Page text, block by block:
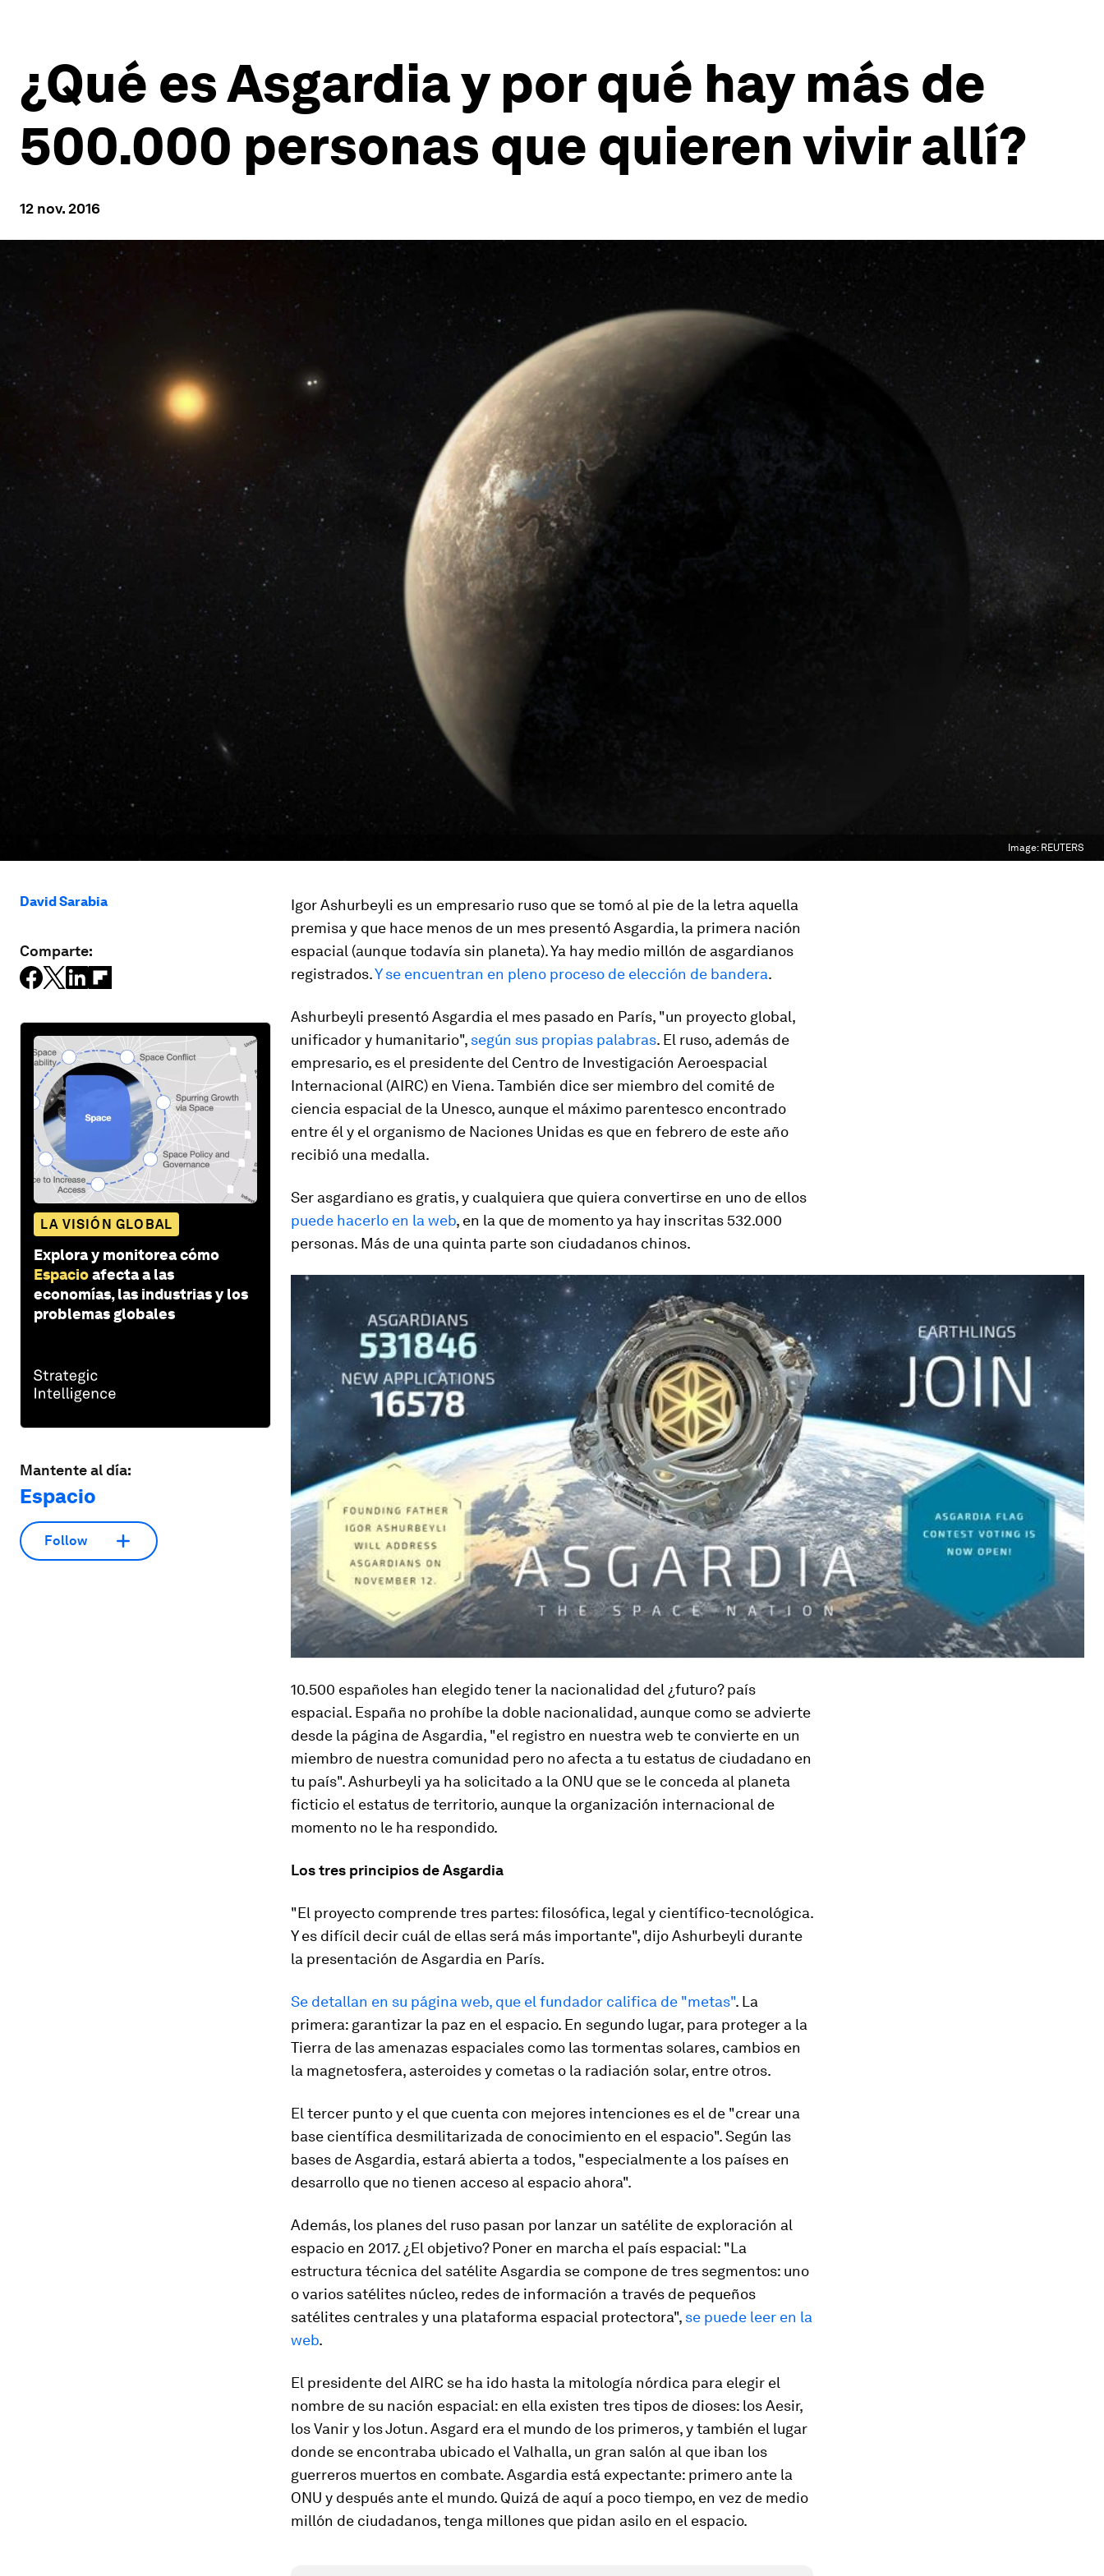
¿Qué es Asgardia y por qué hay más de
500.000 personas que quieren vivir allí?
12 nov. 2016
Image: REUTERS
David Sarabia
Comparte:
LA VISIÓN GLOBAL
Explora y monitorea cómo
Espacioafecta a las
economías, las industrias y los
problemas globales
Mantente al día:
Espacio
Follow
Igor Ashurbeyli es un empresario ruso que se tomó al pie de la letra aquella
premisa y que hace menos de un mes presentó Asgardia, la primera nación
espacial (aunque todavía sin planeta). Ya hay medio millón de asgardianos
registrados.Y se encuentran en pleno proceso de elección de bandera.
Ashurbeyli presentó Asgardia el mes pasado en París, "un proyecto global,
unificador y humanitario", según sus propias palabras. El ruso, además de
empresario, es el presidente del Centro de Investigación Aeroespacial
Internacional (AIRC) en Viena. También dice ser miembro del comité de
ciencia espacial de la Unesco, aunque el máximo parentesco encontrado
entre él y el organismo de Naciones Unidas es que en febrero de este año
recibió una medalla.
Ser asgardiano es gratis, y cualquiera que quiera convertirse en uno de ellos
puede hacerlo en la web, en la que de momento ya hay inscritas 532.000
personas. Más de una quinta parte son ciudadanos chinos.
10.500 españoles han elegido tener la nacionalidad del ¿futuro? país
espacial. España no prohíbe la doble nacionalidad, aunque como se advierte
desde la página de Asgardia, "el registro en nuestra web te convierte en un
miembro de nuestra comunidad pero no afecta a tu estatus de ciudadano en
tu país". Ashurbeyli ya ha solicitado a la ONU que se le conceda al planeta
ficticio el estatus de territorio, aunque la organización internacional de
momento no le ha respondido.
Los tres principios de Asgardia
"El proyecto comprende tres partes: filosófica, legal y científico-tecnológica.
Y es difícil decir cuál de ellas será más importante", dijo Ashurbeyli durante
la presentación de Asgardia en París.
Se detallan en su página web, que el fundador califica de "metas". La
primera: garantizar la paz en el espacio. En segundo lugar, para proteger a la
Tierra de las amenazas espaciales como las tormentas solares, cambios en
la magnetosfera, asteroides y cometas o la radiación solar, entre otros.
El tercer punto y el que cuenta con mejores intenciones es el de "crear una
base científica desmilitarizada de conocimiento en el espacio". Según las
bases de Asgardia, estará abierta a todos, "especialmente a los países en
desarrollo que no tienen acceso al espacio ahora".
Además, los planes del ruso pasan por lanzar un satélite de exploración al
espacio en 2017. ¿El objetivo? Poner en marcha el país espacial: "La
estructura técnica del satélite Asgardia se compone de tres segmentos: uno
o varios satélites núcleo, redes de información a través de pequeños
satélites centrales y una plataforma espacial protectora", se puede leer en la
web.
El presidente del AIRC se ha ido hasta la mitología nórdica para elegir el
nombre de su nación espacial: en ella existen tres tipos de dioses: los Aesir,
los Vanir y los Jotun. Asgard era el mundo de los primeros, y también el lugar
donde se encontraba ubicado el Valhalla, un gran salón al que iban los
guerreros muertos en combate. Asgardia está expectante: primero ante la
ONU y después ante el mundo. Quizá de aquí a poco tiempo, en vez de medio
millón de ciudadanos, tenga millones que pidan asilo en el espacio.